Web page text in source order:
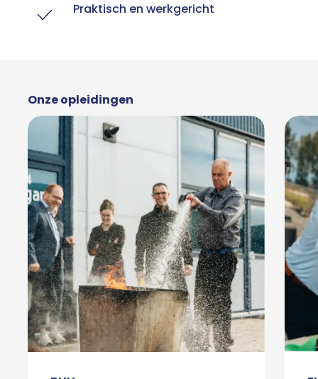
Praktisch en werkgericht
Onze opleidingen